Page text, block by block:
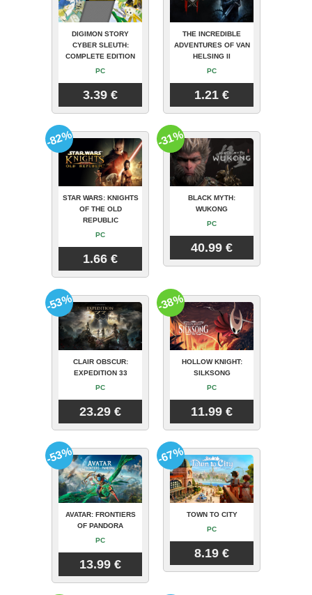
DIGIMON STORY
CYBER SLEUTH:
COMPLETE EDITION
PC
3.39 €
THE INCREDIBLE
ADVENTURES OF VAN
HELSING II
PC
1.21 €
STAR WARS: KNIGHTS
OF THE OLD
REPUBLIC
PC
1.66 €
-82%
BLACK MYTH:
WUKONG
PC
40.99 €
-31%
CLAIR OBSCUR:
EXPEDITION 33
PC
23.29 €
-53%
HOLLOW KNIGHT:
SILKSONG
PC
11.99 €
-38%
AVATAR: FRONTIERS
OF PANDORA
PC
13.99 €
-53%
TOWN TO CITY
PC
8.19 €
-67%